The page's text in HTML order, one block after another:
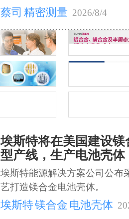
蔡司 精密测量 2026/8/4
埃斯特将在美国建设
型产线，生产电池壳体
埃斯特能源解决方案公司公布
艺打造镁合金电池壳体。
埃斯特镁合金 电池壳体